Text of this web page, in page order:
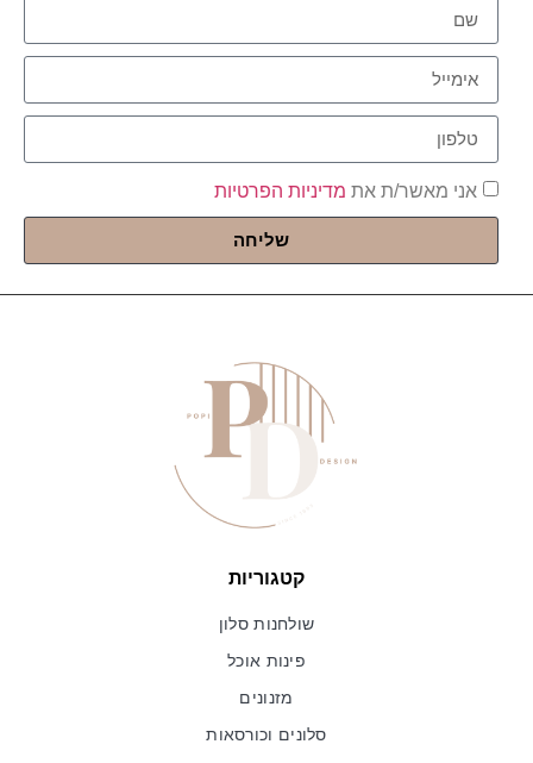
אני מאשר/ת את מדיניות הפרטיות
שליחה
קטגוריות
שולחנות סלון
פינות אוכל
מזנונים
סלונים וכורסאות